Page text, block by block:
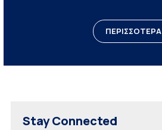
ΠΕΡΙΣΣΟΤΕΡΑ
Stay Connected